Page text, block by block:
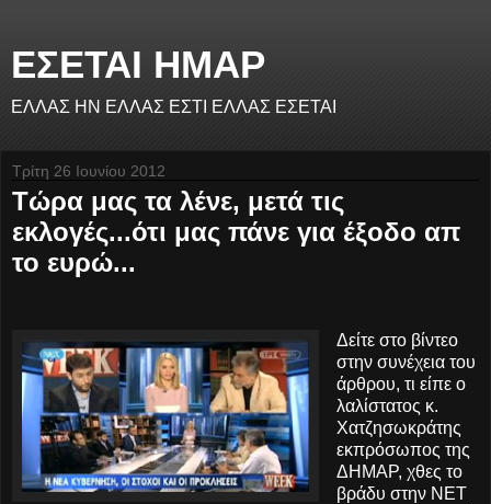
ΕΣΕΤΑΙ ΗΜΑΡ
ΕΛΛΑΣ ΗΝ ΕΛΛΑΣ ΕΣΤΙ ΕΛΛΑΣ ΕΣΕΤΑΙ
Τρίτη 26 Ιουνίου 2012
Τώρα μας τα λένε, μετά τις
εκλογές...ότι μας πάνε για έξοδο απ
το ευρώ...
Δείτε στο βίντεο
στην συνέχεια του
άρθρου, τι είπε ο
λαλίστατος κ.
Χατζησωκράτης
εκπρόσωπος της
ΔΗΜΑΡ, χθες το
βράδυ στην ΝΕΤ